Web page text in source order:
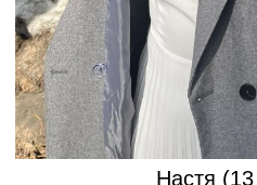
Финансирования у нашего
языков – особенно ей
китайский и английский. Она
заниматься в театральной
говорит, что это помогает ей
увереннее в себе и быстрее
общий язык со